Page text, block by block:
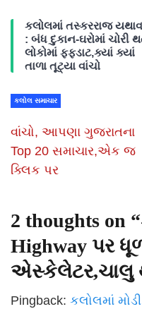
કલોલમાં તસ્કરરાજ
: બંધ દુકાન-ઘરોમાં ચોરી
લોકોમાં ફફડાટ,ક્યાં ક્યાં
તાળા તૂટ્યા વાંચો
કલોલ સમાચાર
વાંચો, આપણા ગુજરાતના
Top 20 સમાચાર,એક જ
ક્લિક પર
2 thoughts on “
Highway પર
એસ્કેલેટર,ચાલુ
Pingback: કલોલમાં